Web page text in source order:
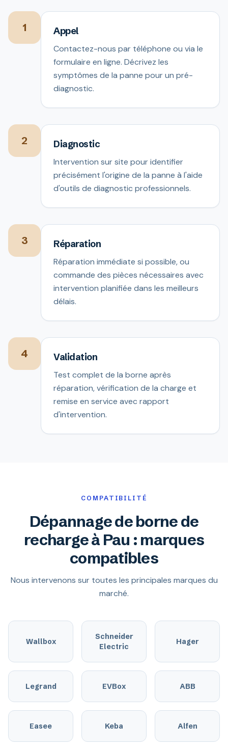
1 Appel
Contactez-nous par téléphone ou via le
formulaire en ligne. Décrivez les
symptômes de la panne pour un pré-
diagnostic.
2 Diagnostic
Intervention sur site pour identifier
précisément l'origine de la panne à l'aide
d'outils de diagnostic professionnels.
3 Réparation
Réparation immédiate si possible, ou
commande des pièces nécessaires avec
intervention planifiée dans les meilleurs
délais.
4 Validation
Test complet de la borne après
réparation, vérification de la charge et
remise en service avec rapport
d'intervention.
COMPATIBILITÉ
Dépannage de borne de
recharge à Pau : marques
compatibles
Nous intervenons sur toutes les principales marques du
marché.
Wallbox
Schneider
Electric
Hager
Legrand EVBox ABB
Easee Keba Alfen